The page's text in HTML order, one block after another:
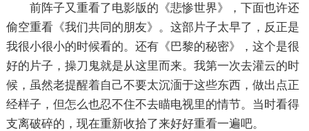
前阵子又重看了电影版的《悲惨世界》，下面也许还
偷空重看《我们共同的朋友》。这部片子太早了，反正是
我很小很小的时候看的。还有《巴黎的秘密》，这个是很
好的片子，操刀鬼就是从这里而来。我第一次去灌云的时
候，虽然老提醒着自己不要太沉湎于这些东西，做出点正
经样子，但怎么也忍不住不去瞄电视里的情节。当时看得
支离破碎的，现在重新收拾了来好好重看一遍吧。